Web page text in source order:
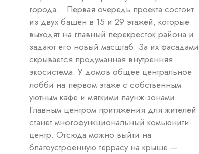
города. Первая очередь проекта состоит
из двух башен в 15 и 29 этажей, которые
выходят на главный перекресток района и
задают его новый масштаб. За их фасадами
скрывается продуманная внутренняя
экосистема. У домов общее центральное
лобби на первом этаже с собственным
уютным кафе и мягкими лаунж-зонами.
Главным центром притяжения для жителей
станет многофункциональный комьюнити-
центр. Отсюда можно выйти на
благоустроенную террасу на крыше —